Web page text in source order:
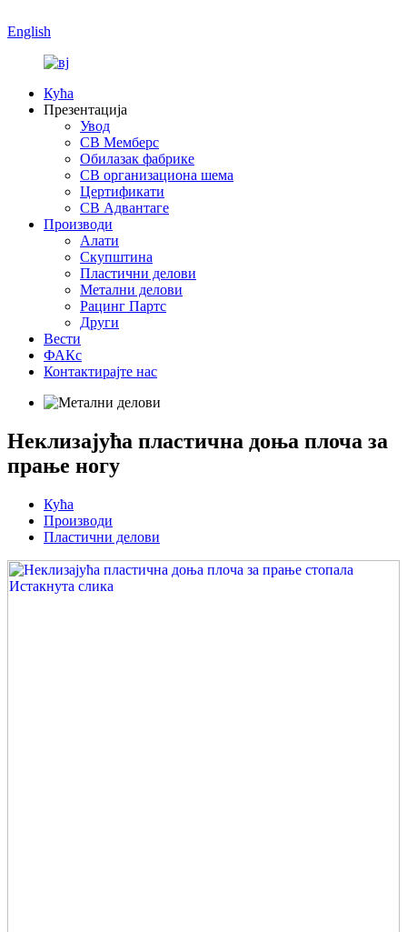
English
Кућа
Презентација
Увод
СВ Мемберс
Обилазак фабрике
СВ организациона шема
Цертификати
СВ Адвантаге
Производи
Алати
Скупштина
Пластични делови
Метални делови
Рацинг Партс
Други
Вести
ФАКс
Контактирајте нас
Неклизајућа пластична доња плоча за
прање ногу
Кућа
Производи
Пластични делови